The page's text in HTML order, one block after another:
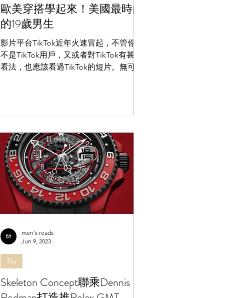
歐美穿搭學起來！美國最時尚
的19歲男生
影片平台TikTok近年火速冒起，不管你是
不是TikTok用戶，又或者對TikTok有甚麼
看法，也應該看過TikTok的短片。無可否
青人Wisdom...
Skeleton Concept聯乘Dennis
Toy
men's reads
Jun 9, 2023